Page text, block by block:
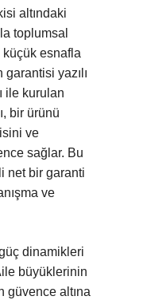
altındaki
toplumsal
küçük esnafla
yazılı
ile kurulan
bir ürünü
ve
sağlar. Bu
net bir garanti
ve
dinamikleri
büyüklerinin
güvence altına